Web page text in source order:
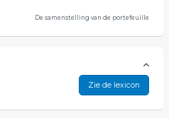
De samenstelling van de portefeuille
Zie de lexicon